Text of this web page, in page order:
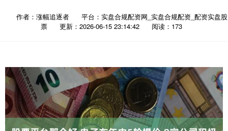
作者：涨幅追逐者
平台：实盘合规配资网_实盘合规配资_配资实盘股
票
更新：2026-06-15 23:14:42 阅读：173